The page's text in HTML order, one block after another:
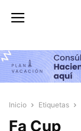
Inicio Etiquetas
Fa Cup